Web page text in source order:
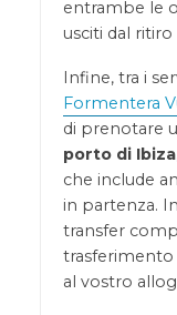
entrambe le
usciti dal
Infine, tra i
Formentera
di prenotare
porto di Ibiza
che include
in partenza.
transfer
al vostro